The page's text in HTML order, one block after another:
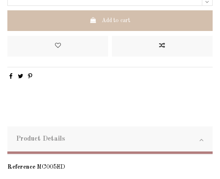
Add to cart
Product Details
Reference MC005ED